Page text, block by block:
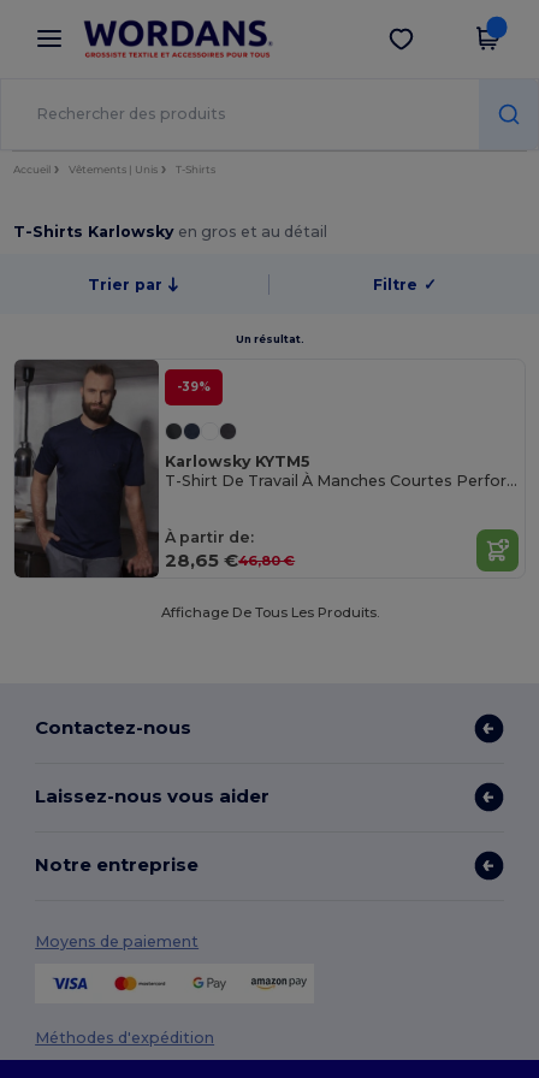
× Appli Wordans
Meilleurs prix sur l’app !
Obtenir l'appli
Accueil Vêtements | Unis T-Shirts
T-Shirts Karlowsky en gros et au détail
Trier par Filtre ✓
Un résultat.
-39%
Karlowsky KYTM5
T-Shirt De Travail À Manches Courtes Performance
À partir de:
28,65 €46,80 €
Affichage De Tous Les Produits.
Contactez-nous
Laissez-nous vous aider
Notre entreprise
Moyens de paiement
Méthodes d'expédition